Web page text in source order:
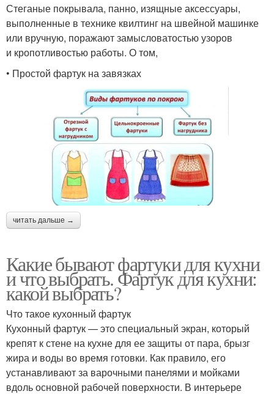
Стеганые покрывала, панно, изящные аксессуары,
выполненные в технике квилтинг на швейной машинке
или вручную, поражают замысловатостью узоров
и кропотливостью работы. О том,
• Простой фартук на завязках
читать дальше →
Какие бывают фартуки для кухни
и что выбрать. Фартук для кухни:
какой выбрать?
Что такое кухонный фартук
Кухонный фартук — это специальный экран, который
крепят к стене на кухне для ее защиты от пара, брызг
жира и воды во время готовки. Как правило, его
устанавливают за варочными панелями и мойками
вдоль основной рабочей поверхности. В интерьере